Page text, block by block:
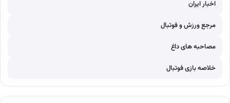
اخبار ایران
مرجع ورزش و فوتبال
مصاحبه های داغ
خلاصه بازی فوتبال